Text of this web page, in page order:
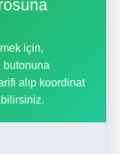
için,
butonuna
alıp koordinat